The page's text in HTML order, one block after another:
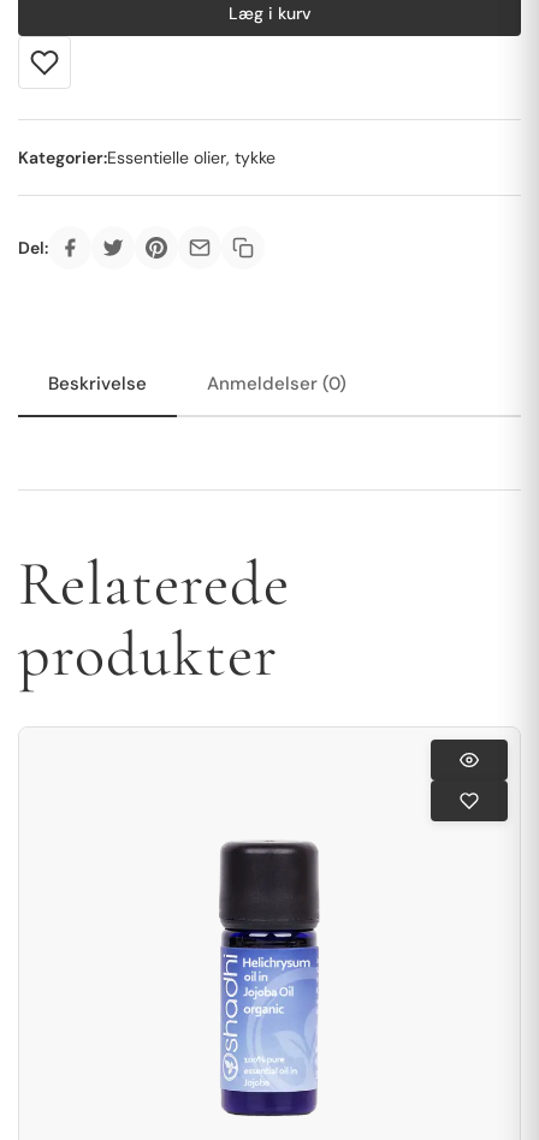
Læg i kurv
Kategorier:Essentielle olier, tykke
Del:
Beskrivelse Anmeldelser (0)
Relaterede
produkter